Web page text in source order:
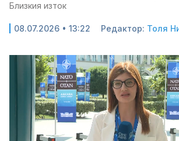
Близкия изток
08.07.2026 • 13:22 Редактор: Толя